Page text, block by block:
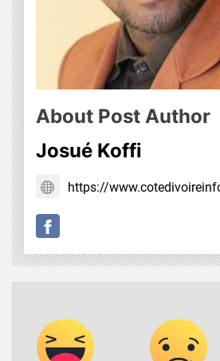
About Post Author
Josué Koffi
https://